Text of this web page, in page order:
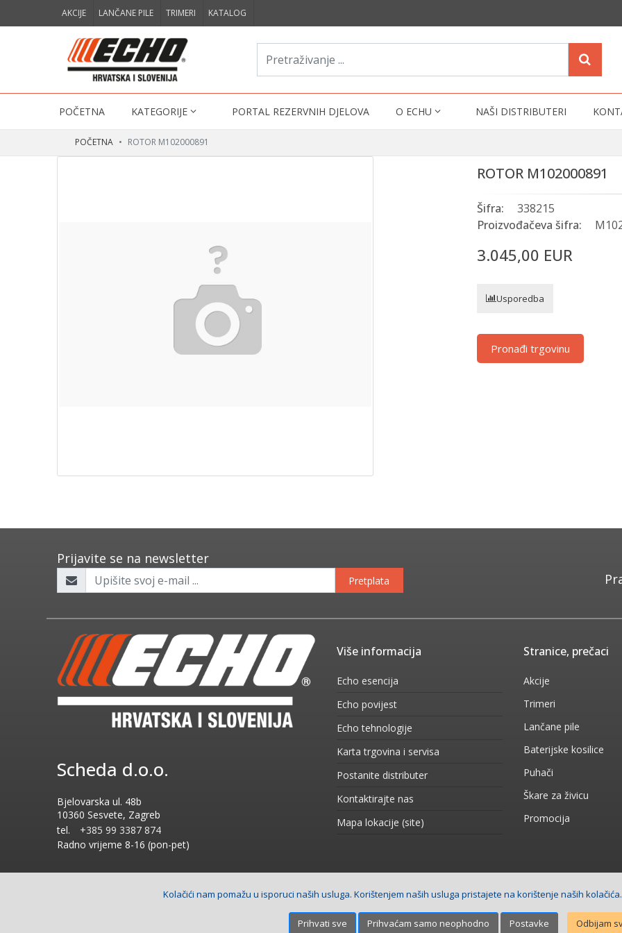
AKCIJE LANČANE PILE TRIMERI KATALOG
POČETNA KATEGORIJE PORTAL REZERVNIH DJELOVA O ECHU NAŠI DISTRIBUTERI
POČETNA ROTOR M102000891
ROTOR M102000891
Šifra:
338215
Proizvođačeva šifra:
3.045,00 EUR
Usporedba
Pronađi trgovinu
Prijavite se na newsletter
Pretplata
Scheda d.o.o.
Bjelovarska ul. 48b
10360 Sesvete, Zagreb
tel.
+385 99 3387 874
Radno vrijeme8-16 (pon-pet)
Više informacija
Echo esencija
Echo povijest
Echo tehnologije
Karta trgovina i servisa
Postanite distributer
Kontaktirajte nas
Mapa lokacije (site)
Stranice, prečaci
Akcije
Trimeri
Lančane pile
Baterijske kosilice
Puhači
Škare za živicu
Promocija
Izrada stranica Net plus d.o.o.
Kolačići nam pomažu u isporuci naših usluga. Korištenjem naših usluga pristajete na korištenje naših
Prihvati sve Prihvaćam samo neophodno Postavke Odbijam